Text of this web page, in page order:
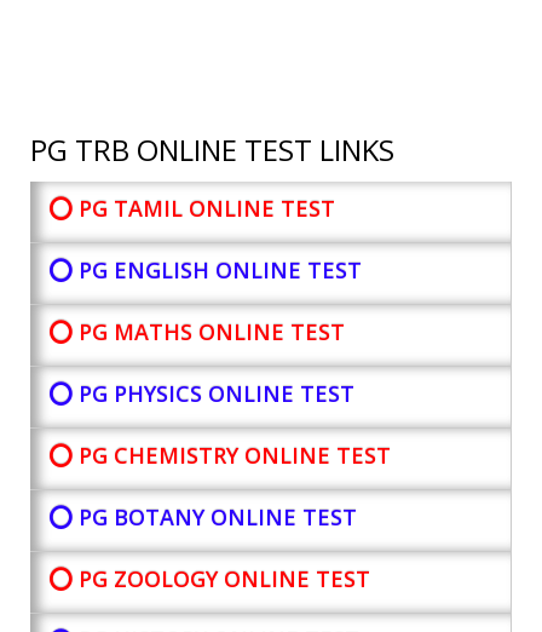
PG TRB ONLINE TEST LINKS
⭕ PG TAMIL ONLINE TEST
⭕ PG ENGLISH ONLINE TEST
⭕ PG MATHS ONLINE TEST
⭕ PG PHYSICS ONLINE TEST
⭕ PG CHEMISTRY ONLINE TEST
⭕ PG BOTANYONLINE TEST
⭕ PG ZOOLOGY ONLINE TEST